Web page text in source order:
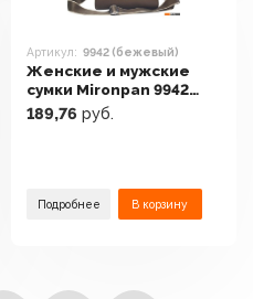
Артикул: 9942 (бежевый)
Женские и мужские
сумки Mironpan 9942
(бежевый)
189,76 руб.
Подробнее В корзину